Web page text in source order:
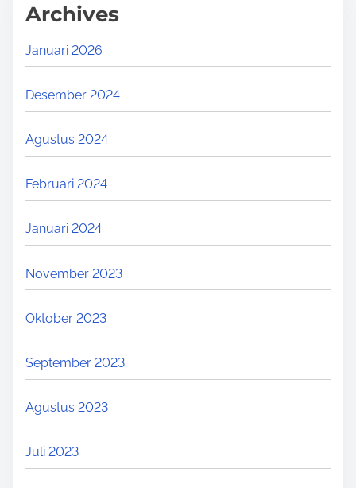
Archives
Januari 2026
Desember 2024
Agustus 2024
Februari 2024
Januari 2024
November 2023
Oktober 2023
September 2023
Agustus 2023
Juli 2023